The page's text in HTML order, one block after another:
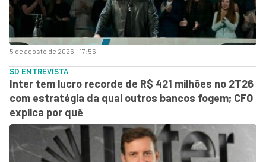
5 de agosto de 2026 - 17:56
SD ENTREVISTA
Inter tem lucro recorde de R$ 421 milhões no 2T26
com estratégia da qual outros bancos fogem; CFO
explica por quê